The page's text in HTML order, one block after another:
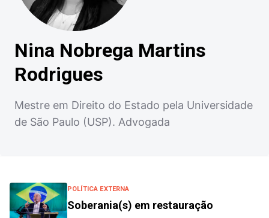
Nina Nobrega Martins
Rodrigues
Mestre em Direito do Estado pela Universidade
de São Paulo (USP). Advogada
POLÍTICA EXTERNA
Soberania(s) em restauração